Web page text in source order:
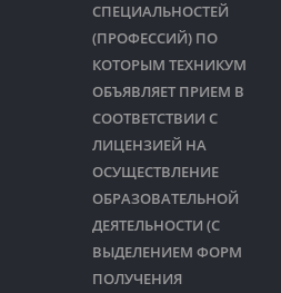
СПЕЦИАЛЬНОСТЕЙ
(ПРОФЕССИЙ) ПО
КОТОРЫМ ТЕХНИКУМ
ОБЪЯВЛЯЕТ ПРИЕМ В
СООТВЕТСТВИИ С
ЛИЦЕНЗИЕЙ НА
ОСУЩЕСТВЛЕНИЕ
ОБРАЗОВАТЕЛЬНОЙ
ДЕЯТЕЛЬНОСТИ (С
ВЫДЕЛЕНИЕМ ФОРМ
ПОЛУЧЕНИЯ